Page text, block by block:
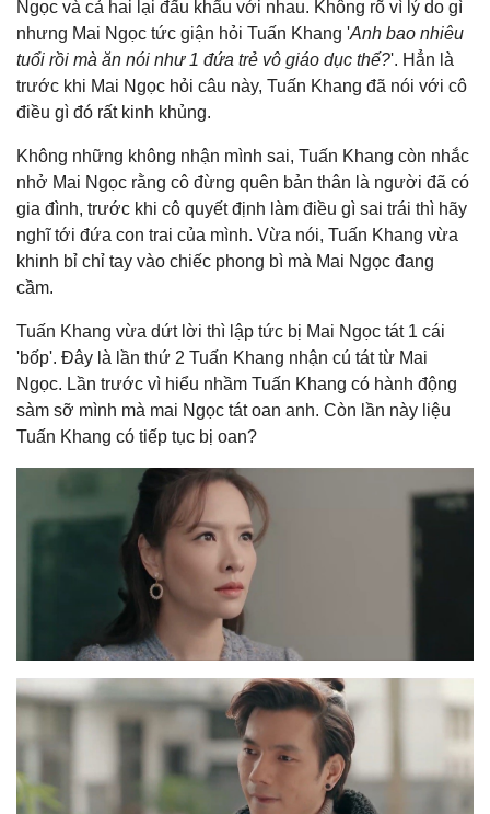
Ngọc và cả hai lại đấu khẩu với nhau. Không rõ vì lý do gì
nhưng Mai Ngọc tức giận hỏi Tuấn Khang 'Anh bao nhiêu
tuổi rồi mà ăn nói như 1 đứa trẻ vô giáo dục thế?'. Hẳn là
trước khi Mai Ngọc hỏi câu này, Tuấn Khang đã nói với cô
điều gì đó rất kinh khủng.
Không những không nhận mình sai, Tuấn Khang còn nhắc
nhở Mai Ngọc rằng cô đừng quên bản thân là người đã có
gia đình, trước khi cô quyết định làm điều gì sai trái thì hãy
nghĩ tới đứa con trai của mình. Vừa nói, Tuấn Khang vừa
khinh bỉ chỉ tay vào chiếc phong bì mà Mai Ngọc đang
cầm.
Tuấn Khang vừa dứt lời thì lập tức bị Mai Ngọc tát 1 cái
'bốp'. Đây là lần thứ 2 Tuấn Khang nhận cú tát từ Mai
Ngọc. Lần trước vì hiểu nhầm Tuấn Khang có hành động
sàm sỡ mình mà mai Ngọc tát oan anh. Còn lần này liệu
Tuấn Khang có tiếp tục bị oan?